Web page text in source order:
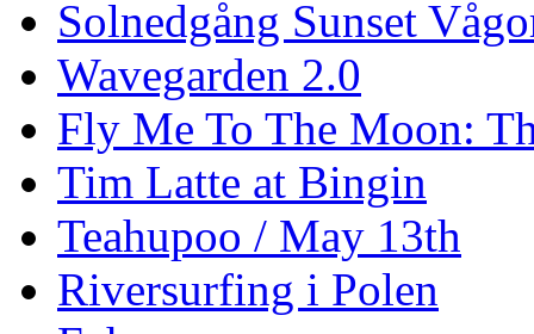
Solnedgång Sunset
Wavegarden 2.0
Fly Me To The Moon:
Tim Latte at Bingin
Teahupoo / May 13th
Riversurfing i Polen